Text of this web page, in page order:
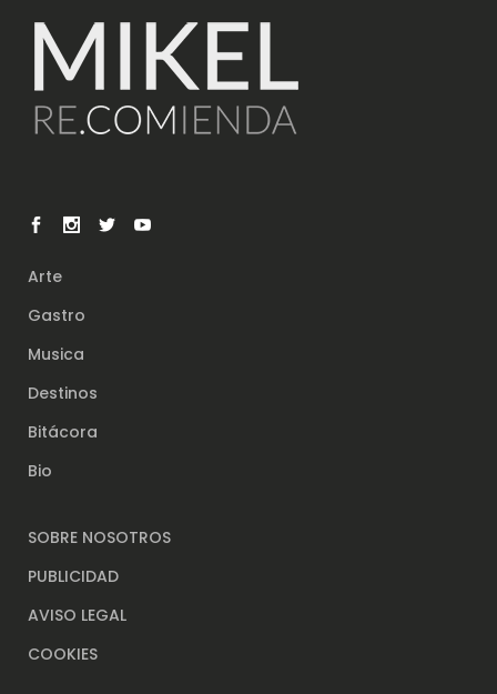
Arte
Gastro
Musica
Destinos
Bitácora
Bio
SOBRE NOSOTROS
PUBLICIDAD
AVISO LEGAL
COOKIES